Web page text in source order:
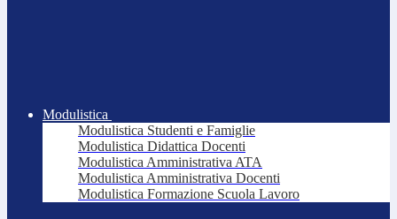
Modulistica
Modulistica Studenti e Famiglie
Modulistica Didattica Docenti
Modulistica Amministrativa ATA
Modulistica Amministrativa Docenti
Modulistica Formazione Scuola Lavoro